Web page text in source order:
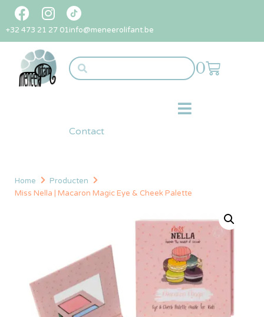
+32 473 21 27 01info@meneerolifant.be
0
Contact
Home
Producten
Miss Nella | Macaron Magic Eye & Cheek Palette